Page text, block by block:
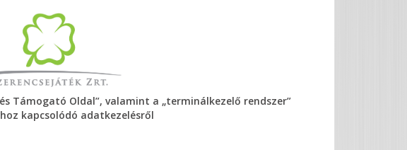
Támogató Oldal”, valamint a „terminálkezelő rendszer”
kapcsolódó adatkezelésről